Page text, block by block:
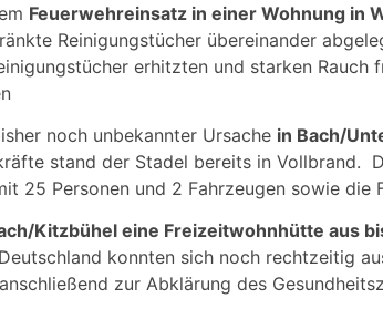
Feuerwehreinsatz in einer Wohnung in
Reinigungstücher übereinander
erhitzten und starken
noch unbekannter Ursache in Bach/
stand der Stadel bereits in Vollbrand.
25 Personen und 2 Fahrzeugen sowie die
Kitzbühel eine Freizeitwohnhütte aus
konnten sich noch rechtzeitig
zur Abklärung des